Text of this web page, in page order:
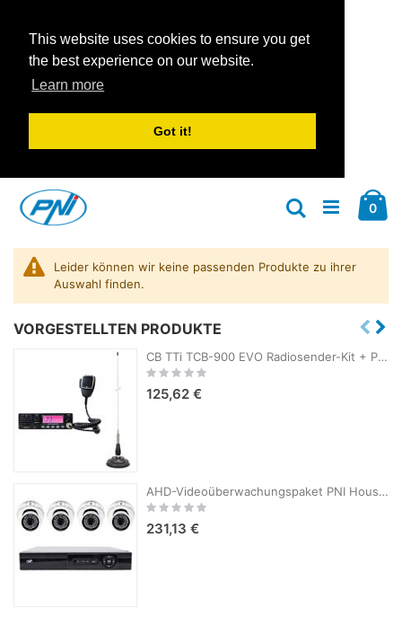
This website uses cookies to ensure you get
the best experience on our website.
Learn more
Got it!
Inhalt
springen
0
Suche
Leider können wir keine passenden Produkte zu ihrer
Auswahl finden.
VORGESTELLTEN PRODUKTE
CB TTi TCB-900 EVO Radiosender-Kit + PNI ML100 CB-Antenne mit Magnet
Rating:
125,62 €
AHD-Videoüberwachungspaket PNI House AHD880, 8 Kanäle, 5 MP – DVR/NVR und 4 Außenkameras AHD25, 5 MP, Kuppel, IP66
Rating:
231,13 €